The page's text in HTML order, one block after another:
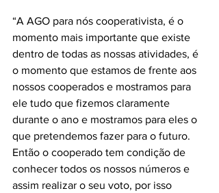
“A AGO para nós cooperativista, é o
momento mais importante que existe
dentro de todas as nossas atividades, é
o momento que estamos de frente aos
nossos cooperados e mostramos para
ele tudo que fizemos claramente
durante o ano e mostramos para eles o
que pretendemos fazer para o futuro.
Então o cooperado tem condição de
conhecer todos os nossos números e
assim realizar o seu voto, por isso